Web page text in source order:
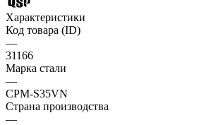
Характеристики
Код товара (ID)
—
31166
Марка стали
—
CPM-S35VN
Страна производства
—